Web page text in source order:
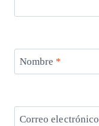
Nombre *
Correo electrónico